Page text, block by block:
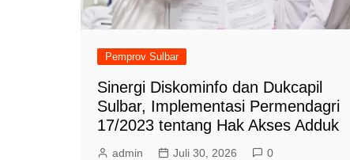
Pemprov Sulbar
Sinergi Diskominfo dan Dukcapil
Sulbar, Implementasi Permendagri
17/2023 tentang Hak Akses Adduk
admin Juli 30, 2026 0